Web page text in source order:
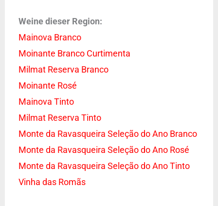
Weine dieser Region:
Mainova Branco
Moinante Branco Curtimenta
Milmat Reserva Branco
Moinante Rosé
Mainova Tinto
Milmat Reserva Tinto
Monte da Ravasqueira Seleção do Ano Branco
Monte da Ravasqueira Seleção do Ano Rosé
Monte da Ravasqueira Seleção do Ano Tinto
Vinha das Romãs